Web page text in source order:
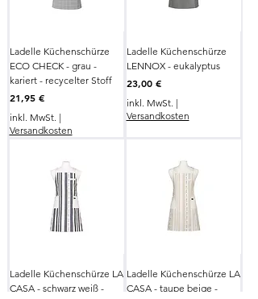
Ladelle Küchenschürze
ECO CHECK - grau -
kariert - recycelter Stoff
Preis
21,95 €
inkl. MwSt. |
Versandkosten
Ladelle Küchenschürze
LENNOX - eukalyptus
Preis
23,00 €
inkl. MwSt. |
Versandkosten
Ladelle Küchenschürze LA
CASA - schwarz weiß -
Ladelle Küchenschürze LA
CASA - taupe beige -